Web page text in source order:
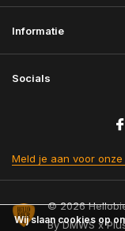
Informatie
Socials
Meld je aan voor
© 2026
ByDMWSx
Wij slaan cookies op